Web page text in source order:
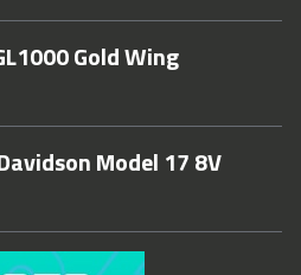
Gold Wing
Model 17 8V